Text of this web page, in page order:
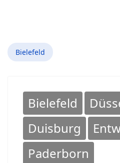
Bielefeld
Bielefeld
Duisburg
Paderborn